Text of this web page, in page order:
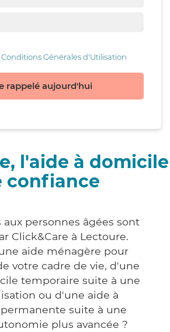
Conditions Générales d'Utilisation
rappelé aujourd'hui
l'aide à domicile
confiance
aux personnes âgées sont
Click&Care à Lectoure.
aide ménagère pour
votre cadre de vie, d'une
temporaire suite à une
ou d'une aide à
suite à une
plus avancée ?